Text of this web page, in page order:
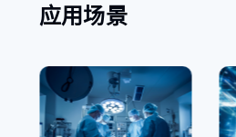
应用场景